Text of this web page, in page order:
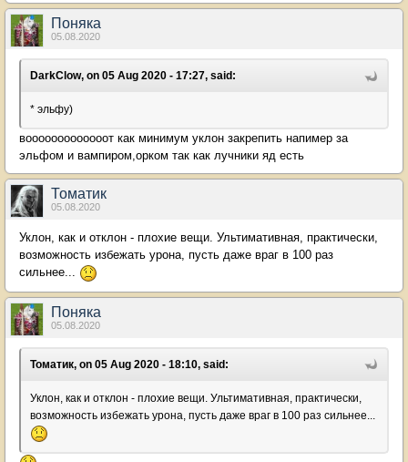
Поняка
05.08.2020
DarkClow, on 05 Aug 2020 - 17:27, said:
* эльфу)
вооооооооооооот как минимум уклон закрепить напимер за
эльфом и вампиром,орком так как лучники яд есть
Томатик
05.08.2020
Уклон, как и отклон - плохие вещи. Ультимативная, практически,
возможность избежать урона, пусть даже враг в 100 раз
сильнее...
Поняка
05.08.2020
Томатик, on 05 Aug 2020 - 18:10, said:
Уклон, как и отклон - плохие вещи. Ультимативная, практически,
возможность избежать урона, пусть даже враг в 100 раз сильнее...